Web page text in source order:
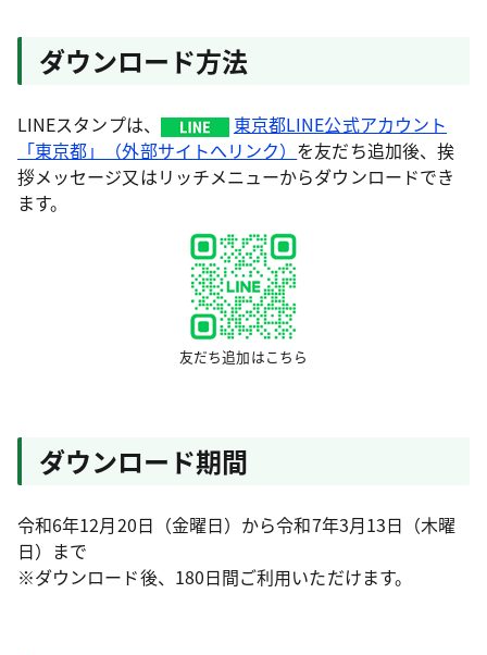
ダウンロード方法
LINEスタンプは、
東京都LINE公式アカウント
「東京都」（外部サイトへリンク） を友だち追加後、挨
拶メッセージ又はリッチメニューからダウンロードでき
ます。
友だち追加はこちら
ダウンロード期間
令和6年12月20日（金曜日）から令和7年3月13日（木曜
日）まで
※ダウンロード後、180日間ご利用いただけます。